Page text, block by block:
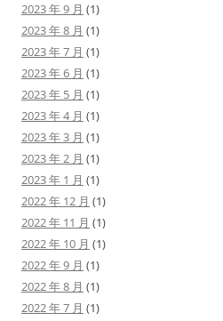
2023 年 9 月 (1)
2023 年 8 月 (1)
2023 年 7 月 (1)
2023 年 6 月 (1)
2023 年 5 月 (1)
2023 年 4 月 (1)
2023 年 3 月 (1)
2023 年 2 月 (1)
2023 年 1 月 (1)
2022 年 12 月 (1)
2022 年 11 月 (1)
2022 年 10 月 (1)
2022 年 9 月 (1)
2022 年 8 月 (1)
2022 年 7 月 (1)